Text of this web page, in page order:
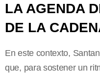
LA AGENDA
DE LA
En este contexto,
que, para sostener un